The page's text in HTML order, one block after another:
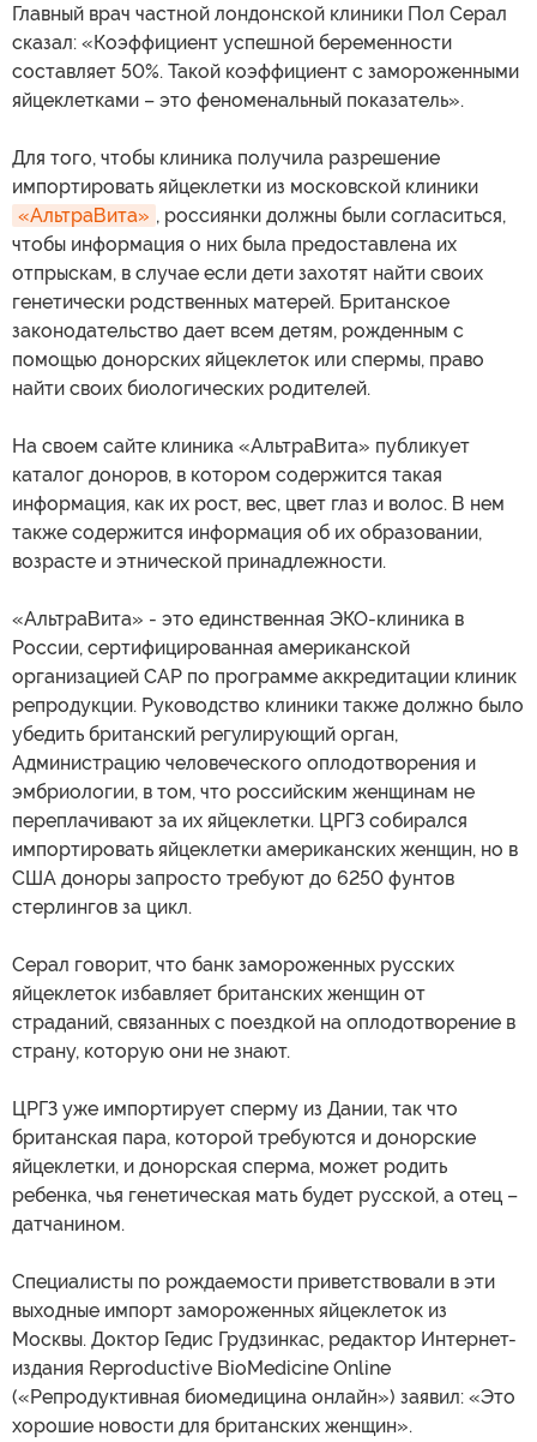
Главный врач частной лондонской клиники Пол Серал
сказал: «Коэффициент успешной беременности
составляет 50%. Такой коэффициент с замороженными
яйцеклетками – это феноменальный показатель».
Для того, чтобы клиника получила разрешение
импортировать яйцеклетки из московской клиники
«АльтраВита» , россиянки должны были согласиться,
чтобы информация о них была предоставлена их
отпрыскам, в случае если дети захотят найти своих
генетически родственных матерей. Британское
законодательство дает всем детям, рожденным с
помощью донорских яйцеклеток или спермы, право
найти своих биологических родителей.
На своем сайте клиника «АльтраВита» публикует
каталог доноров, в котором содержится такая
информация, как их рост, вес, цвет глаз и волос. В нем
также содержится информация об их образовании,
возрасте и этнической принадлежности.
«АльтраВита» - это единственная ЭКО-клиника в
России, сертифицированная американской
организацией CAP по программе аккредитации клиник
репродукции. Руководство клиники также должно было
убедить британский регулирующий орган,
Администрацию человеческого оплодотворения и
эмбриологии, в том, что российским женщинам не
переплачивают за их яйцеклетки. ЦРГЗ собирался
импортировать яйцеклетки американских женщин, но в
США доноры запросто требуют до 6250 фунтов
стерлингов за цикл.
Серал говорит, что банк замороженных русских
яйцеклеток избавляет британских женщин от
страданий, связанных с поездкой на оплодотворение в
страну, которую они не знают.
ЦРГЗ уже импортирует сперму из Дании, так что
британская пара, которой требуются и донорские
яйцеклетки, и донорская сперма, может родить
ребенка, чья генетическая мать будет русской, а отец –
датчанином.
Специалисты по рождаемости приветствовали в эти
выходные импорт замороженных яйцеклеток из
Москвы. Доктор Гедис Грудзинкас, редактор Интернет-
издания Reproductive BioMedicine Online
(«Репродуктивная биомедицина онлайн») заявил: «Это
хорошие новости для британских женщин».